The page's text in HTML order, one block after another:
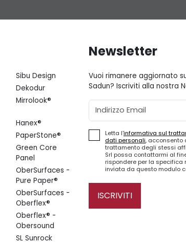
Sibu Design
Dekodur
Mirrolook®
Hanex®
PaperStone®
Green Core
Panel
OberSurfaces -
Pure Paper®
OberSurfaces -
Oberflex®
Oberflex® -
Obersound
SL Sunrock
Newsletter
Vuoi rimanere aggiornato
Sadun? Iscriviti alla nostra
Email
Letta l'informativa sul
dati personali, acconsento
trattamento degli stessi
Srl possa contattarmi al
rispondere per la specifica
inviata da questo modulo
ISCRIVITI